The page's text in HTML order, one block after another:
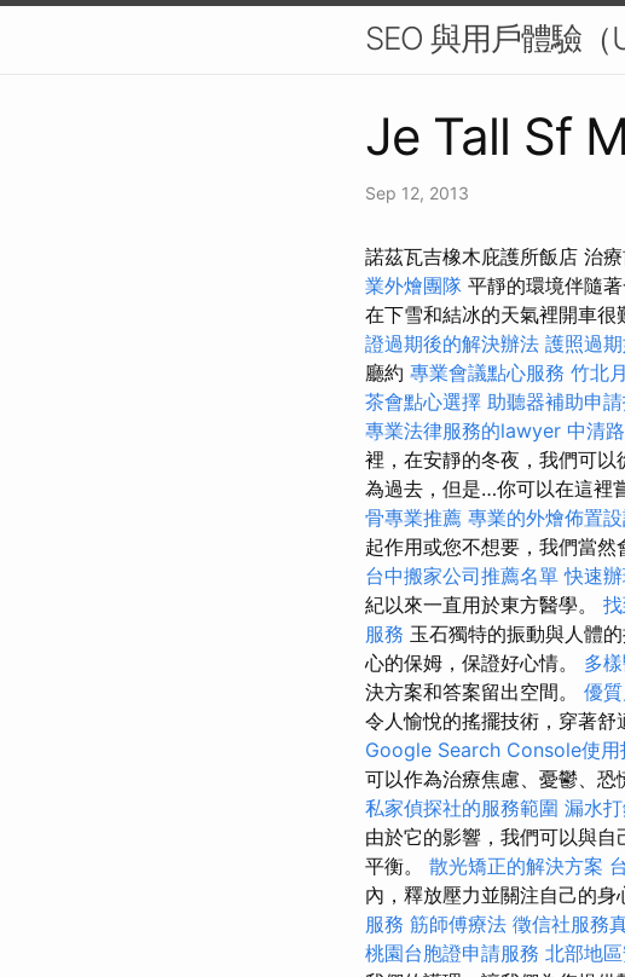
SEO 與用戶體驗
Je Tall Sf
Sep 12, 2013
諾茲瓦吉橡木庇護所飯店 治
業外燴團隊 平靜的環境伴隨
在下雪和結冰的天氣裡開車很
證過期後的解決辦法 護照過
廳約 專業會議點心服務 竹北
茶會點心選擇 助聽器補助申
專業法律服務的lawyer 中清
裡，在安靜的冬夜，我們可
為過去，但是…你可以在這裡
骨專業推薦 專業的外燴佈置
起作用或您不想要，我們當然
台中搬家公司推薦名單 快速
紀以來一直用於東方醫學。
服務 玉石獨特的振動與人體
心的保姆，保證好心情。 多
決方案和答案留出空間。 優
令人愉悅的搖擺技術，穿著舒
Google Search Console使用
可以作為治療焦慮、憂鬱、
私家偵探社的服務範圍 漏水
由於它的影響，我們可以與
平衡。 散光矯正的解決方案
內，釋放壓力並關注自己的身
服務 筋師傅療法 徵信社服務
桃園台胞證申請服務 北部地